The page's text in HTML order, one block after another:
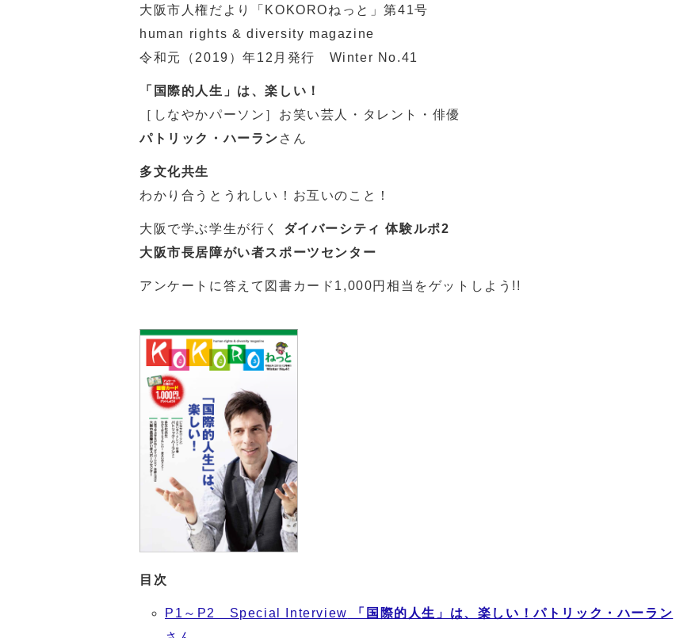
大阪市人権だより「KOKOROねっと」第41号
human rights & diversity magazine
令和元（2019）年12月発行 Winter No.41
「国際的人生」は、楽しい！
［しなやかパーソン］お笑い芸人・タレント・俳優
パトリック・ハーラン さん
多文化共生
わかり合うとうれしい！お互いのこと！
大阪で学ぶ学生が行く ダイバーシティ 体験ルポ2
大阪市長居障がい者スポーツセンター
アンケートに答えて図書カード1,000円相当をゲットしよう!!
目次
P1～P2 Special Interview 「国際的人生」は、楽しい！パトリック・ハーラン